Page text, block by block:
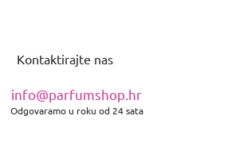
Kontaktirajte nas
info@parfumshop.hr
Odgovaramo u roku od 24 sata